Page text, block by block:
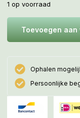
1 op voorraad
Toevoegen
Ophalen
Persoonlijke